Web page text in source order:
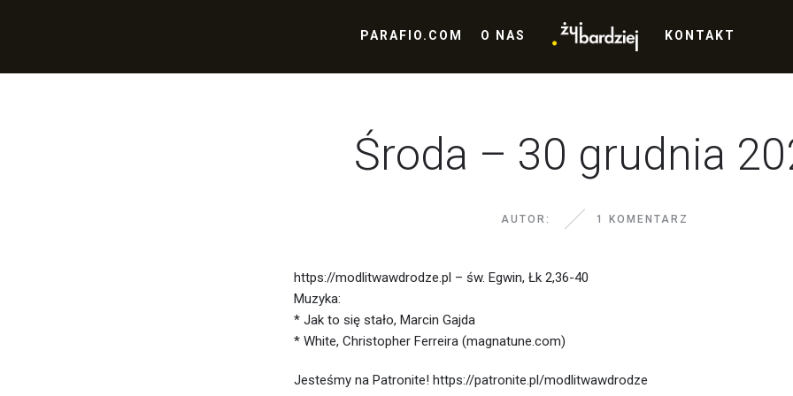
PARAFIO.COM O NAS KONTAKT
Środa – 30 grudnia
AUTOR: 1 KOMENTARZ
https://modlitwawdrodze.pl – św. Egwin, Łk 2,36-40
Muzyka:
* Jak to się stało, Marcin Gajda
* White, Christopher Ferreira (magnatune.com)
Jesteśmy na Patronite! https://patronite.pl/modlitwawdrodze